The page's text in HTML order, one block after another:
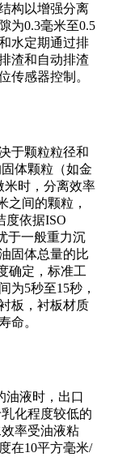
构以增强分离
为0.3毫米至0.5
水定期通过排
渣和自动排渣
传感器控制。
于颗粒粒径和
体颗粒（如金
米时，分离效率
之间的颗粒，
度依据ISO
于一般重力沉
固体总量的比
确定，标准工
为5秒至15秒，
板，衬板材质
命。
油液时，出口
化程度较低的
率受油液粘
在10平方毫米/